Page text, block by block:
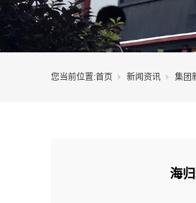
您当前位置:首页 新闻资讯 集团
海